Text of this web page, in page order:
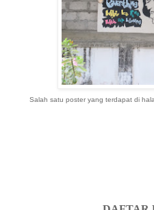
Salah satu poster yang terdapat di